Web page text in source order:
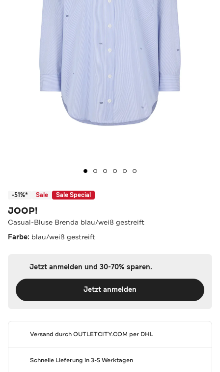
-51%* Sale Sale Special
JOOP!
Casual-Bluse Brenda blau/weiß gestreift
Farbe: blau/weiß gestreift
Jetzt anmelden und 30-70% sparen.
Jetzt anmelden
Versand durchOUTLETCITY.COM per DHL
Schnelle Lieferung in 3-5 Werktagen